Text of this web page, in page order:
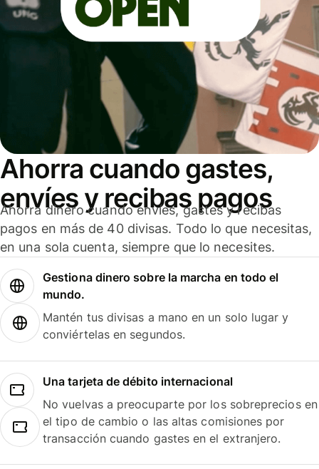
Ahorra cuando gastes,
envíes y recibas pagos
Ahorra dinero cuando envíes, gastes y recibas
pagos en más de 40 divisas. Todo lo que necesitas,
en una sola cuenta, siempre que lo necesites.
Gestiona dinero sobre la marcha en todo el
mundo.
Mantén tus divisas a mano en un solo lugar y
conviértelas en segundos.
Una tarjeta de débito internacional
No vuelvas a preocuparte por los sobreprecios en
el tipo de cambio o las altas comisiones por
transacción cuando gastes en el extranjero.